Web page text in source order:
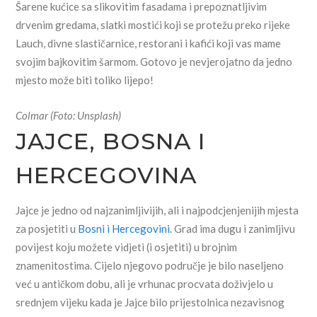
Šarene kućice sa slikovitim fasadama i prepoznatljivim
drvenim gredama, slatki mostići koji se protežu preko rijeke
Lauch, divne slastičarnice, restorani i kafići koji vas mame
svojim bajkovitim šarmom. Gotovo je nevjerojatno da jedno
mjesto može biti toliko lijepo!
Colmar (Foto: Unsplash)
JAJCE, BOSNA I
HERCEGOVINA
Jajce je jedno od najzanimljivijih, ali i najpodcjenjenijih mjesta
za posjetiti u Bosni i Hercegovini . Grad ima dugu i zanimljivu
povijest koju možete vidjeti (i osjetiti) u brojnim
znamenitostima. Cijelo njegovo područje je bilo naseljeno
već u antičkom dobu, ali je vrhunac procvata doživjelo u
srednjem vijeku kada je Jajce bilo prijestolnica nezavisnog